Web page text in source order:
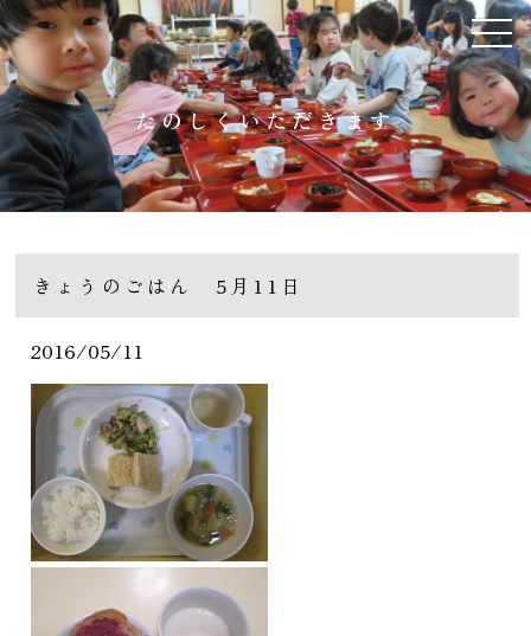
たのしくいただきます
きょうのごはん 5月11日
2016/05/11